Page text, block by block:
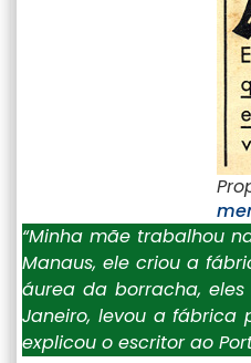
“Minha mãe trabalhou
Manaus, ele criou a
áurea da borracha,
Janeiro, levou a fábrica
explicou o escritor ao